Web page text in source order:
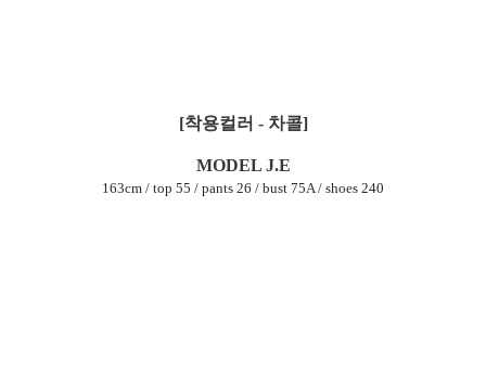
[착용컬러 - 차콜]
MODEL J.E
163cm / top 55 / pants 26 / bust 75A / shoes 240